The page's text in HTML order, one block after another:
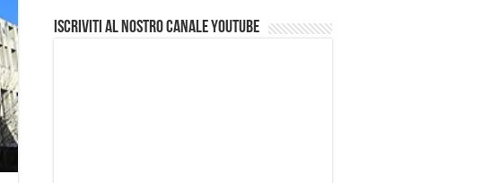
Iscriviti al nostro Canale Youtube